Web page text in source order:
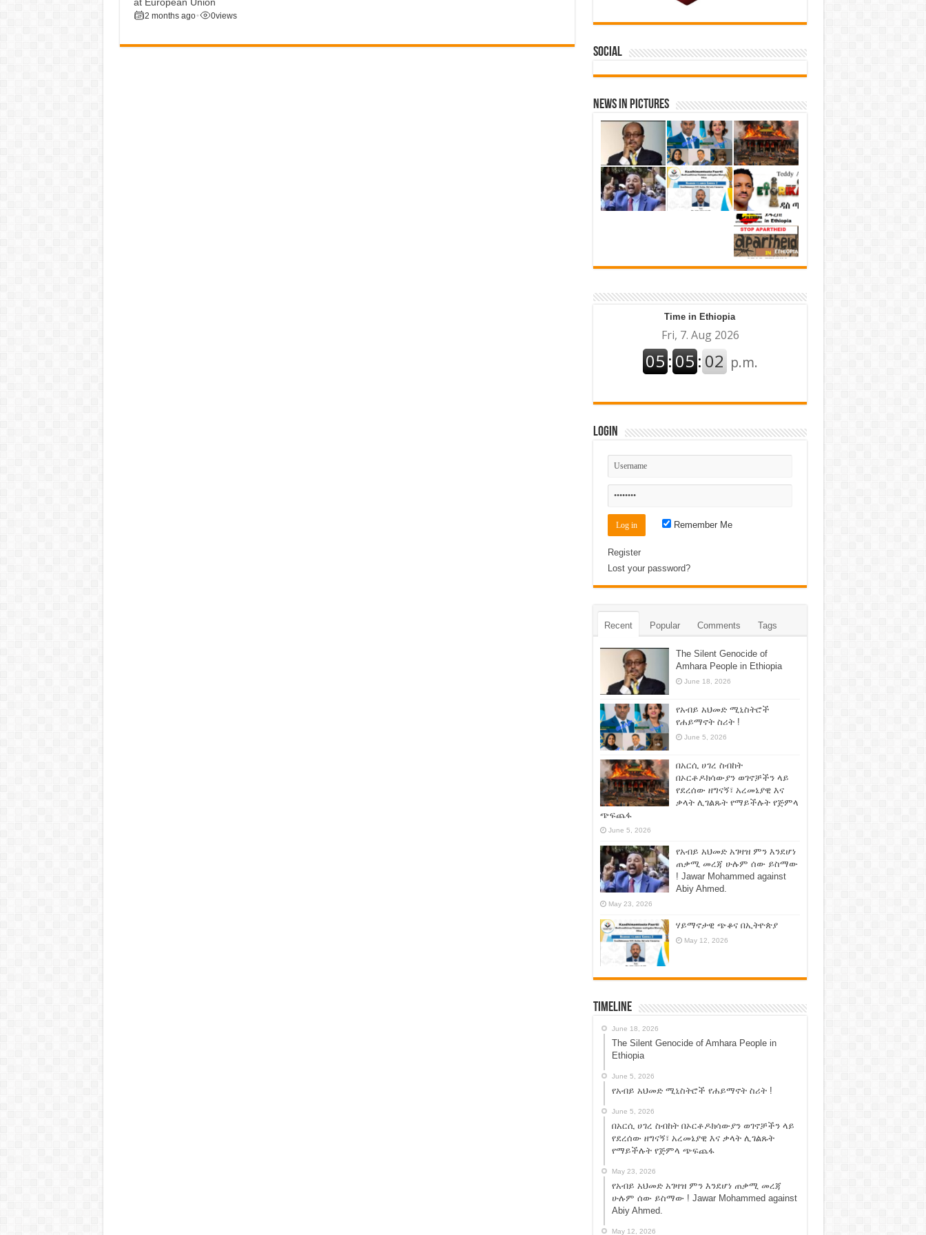
2 months ago• 0views
Social
News in Pictures
Time in Ethiopia
Login
Remember Me
Register
Lost your password?
Recent Popular Comments Tags
The Silent Genocide of
Amhara People in Ethiopia
June 18, 2026
የአብይ አህመድ ሚኒስትሮች
የሐይማኖት ስሪት !
June 5, 2026
በአርሲ ሀገረ ስብከት
በኦርቶዶክሳውያን ወገኖቻችን ላይ
የደረሰው ዘግናኝ፣ አረመኔያዊ እና
ቃላት ሊገልጹት የማይችሉት የጅምላ
ጭፍጨፋ
June 5, 2026
የአብይ አህመድ አገዛዝ ምን እንደሆነ
ጠቃሚ መረጃ ሁሉም ሰው ይስማው
! Jawar Mohammed against
Abiy Ahmed.
May 23, 2026
ሃይማኖታዊ ጭቆና በኢትዮጵያ
May 12, 2026
Timeline
June 18, 2026
The Silent Genocide of Amhara People in
Ethiopia
June 5, 2026
የአብይ አህመድ ሚኒስትሮች የሐይማኖት ስሪት !
June 5, 2026
በአርሲ ሀገረ ስብከት በኦርቶዶክሳውያን ወገኖቻችን ላይ
የደረሰው ዘግናኝ፣ አረመኔያዊ እና ቃላት ሊገልጹት
የማይችሉት የጅምላ ጭፍጨፋ
May 23, 2026
የአብይ አህመድ አገዛዝ ምን እንደሆነ ጠቃሚ መረጃ
ሁሉም ሰው ይስማው ! Jawar Mohammed against
Abiy Ahmed.
May 12, 2026